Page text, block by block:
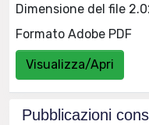
Dimensione del file
Formato Adobe PDF
Visualizza/Apri
Pubblicazioni